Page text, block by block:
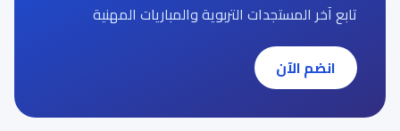
تابع آخر المستجدات التربوية والمباريات المهنية
انضم الآن